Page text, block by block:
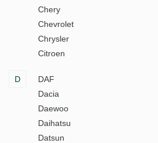
Chery
Chevrolet
Chrysler
Citroen
D
DAF
Dacia
Daewoo
Daihatsu
Datsun